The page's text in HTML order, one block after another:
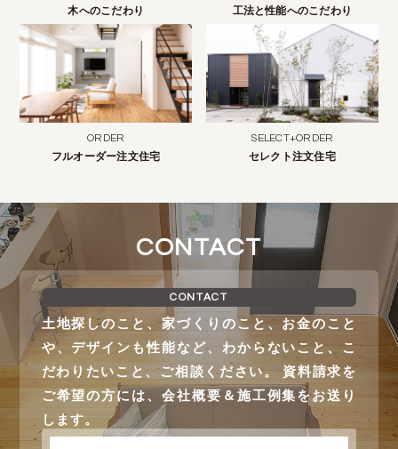
木へのこだわり
工法と性能へのこだわり
ORDER
フルオーダー注文住宅
SELECT+ORDER
セレクト注文住宅
CONTACT
CONTACT
土地探しのこと、家づくりのこと、お金のこと
や、デザインも性能など、わからないこと、こ
だわりたいこと、ご相談ください。 資料請求を
ご希望の方には、会社概要＆施工例集をお送り
します。